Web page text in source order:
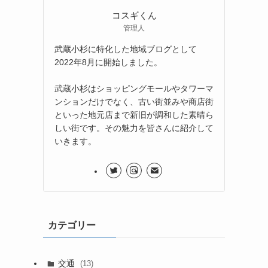
コスギくん
管理人
武蔵小杉に特化した地域ブログとして
2022年8月に開始しました。
武蔵小杉はショッピングモールやタワーマ
ンションだけでなく、古い街並みや商店街
といった地元店まで新旧が調和した素晴ら
しい街です。その魅力を皆さんに紹介して
いきます。
カテゴリー
交通 (13)